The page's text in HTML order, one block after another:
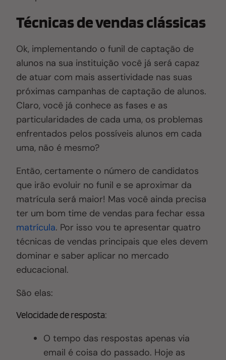
Técnicas de vendas clássicas
Ok, implementando o funil de captação de
alunos na sua instituição você já será capaz
de atuar com mais assertividade nas suas
próximas campanhas de captação de alunos.
Claro, você já conhece as fases e as
particularidades de cada uma, os problemas
enfrentados pelos possíveis alunos em cada
uma, não é mesmo?
Então, certamente o número de candidatos
que irão evoluir no funil e se aproximar da
matrícula será maior! Mas você ainda precisa
ter um bom time de vendas para fechar essa
matrícula. Por isso vou te apresentar quatro
técnicas de vendas principais que eles devem
dominar e saber aplicar no mercado
educacional.
São elas:
Velocidade de resposta:
O tempo das respostas apenas via
email é coisa do passado. Hoje as